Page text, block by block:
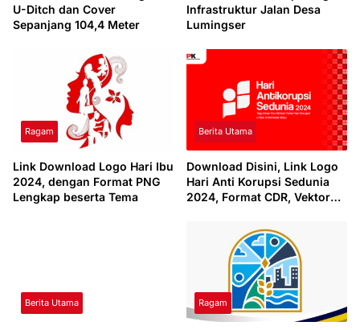
U-Ditch dan Cover
Sepanjang 104,4 Meter
Infrastruktur Jalan Desa
Lumingser
Ragam
Link Download Logo Hari Ibu
2024, dengan Format PNG
Lengkap beserta Tema
Berita Utama
Download Disini, Link Logo
Hari Anti Korupsi Sedunia
2024, Format CDR, Vektor
Berita Utama Ragam